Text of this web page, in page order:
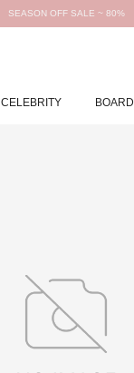
SEASON OFF SALE ~ 80%
CELEBRITY BOARD